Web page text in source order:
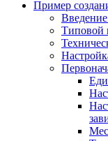
Пример
Типовой